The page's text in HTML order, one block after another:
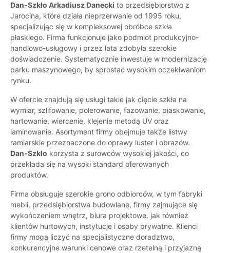
Dan-Szkło Arkadiusz Danecki to przedsiębiorstwo z
Jarocina, które działa nieprzerwanie od 1995 roku,
specjalizując się w kompleksowej obróbce szkła
płaskiego. Firma funkcjonuje jako podmiot produkcyjno-
handlowo-usługowy i przez lata zdobyła szerokie
doświadczenie. Systematycznie inwestuje w modernizację
parku maszynowego, by sprostać wysokim oczekiwaniom
rynku.
W ofercie znajdują się usługi takie jak cięcie szkła na
wymiar, szlifowanie, polerowanie, fazowanie, piaskowanie,
hartowanie, wiercenie, klejenie metodą UV oraz
laminowanie. Asortyment firmy obejmuje także listwy
ramiarskie przeznaczone do oprawy luster i obrazów.
Dan-Szkło korzysta z surowców wysokiej jakości, co
przekłada się na wysoki standard oferowanych
produktów.
Firma obsługuje szerokie grono odbiorców, w tym fabryki
mebli, przedsiębiorstwa budowlane, firmy zajmujące się
wykończeniem wnętrz, biura projektowe, jak również
klientów hurtowych, instytucje i osoby prywatne. Klienci
firmy mogą liczyć na specjalistyczne doradztwo,
konkurencyjne warunki cenowe oraz rzetelną i przyjazną